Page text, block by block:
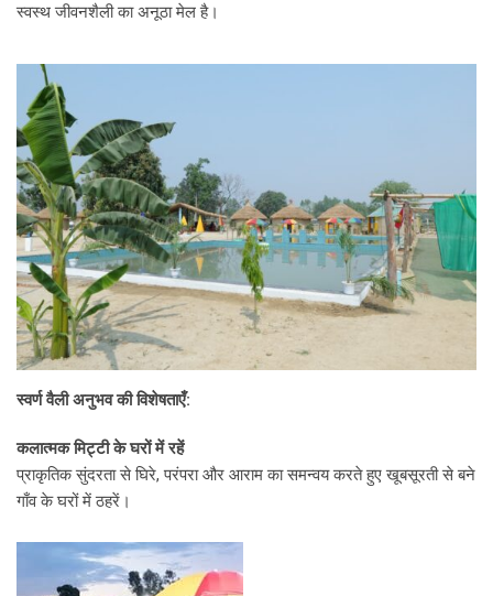
स्वस्थ जीवनशैली का अनूठा मेल है।
स्वर्ण वैली अनुभव की विशेषताएँ:
कलात्मक मिट्टी के घरों में रहें
प्राकृतिक सुंदरता से घिरे, परंपरा और आराम का समन्वय करते हुए खूबसूरती से बने
गाँव के घरों में ठहरें।